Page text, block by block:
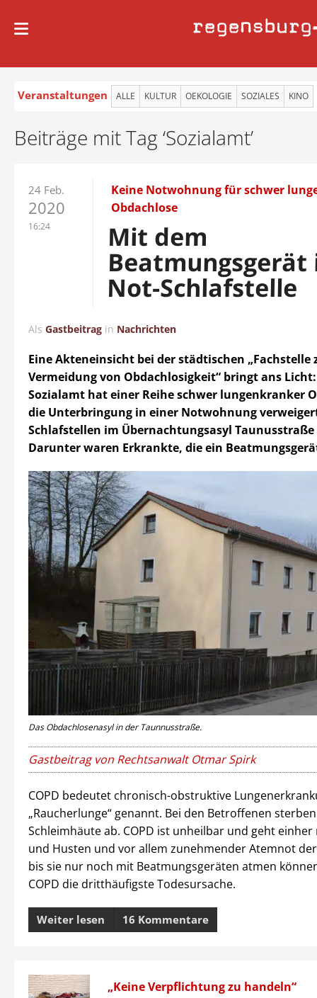
regensburg
Veranstaltungen ALLE KULTUR OEKOLOGIE SOZIALES KINO
Beiträge mit Tag ‘Sozialamt’
24 Feb.
2020
16:24
Keine Notwohnung für schwer
Obdachlose
Mit dem
Beatmungsgerät
Not-Schlafstelle
Als Gastbeitrag in Nachrichten
Eine Akteneinsicht bei der städtischen „Fachstelle
Vermeidung von Obdachlosigkeit“ bringt ans
Sozialamt hat einer Reihe schwer lungenkranker
die Unterbringung in einer Notwohnung
Schlafstellen im Übernachtungsasyl
Darunter waren Erkrankte, die ein
Das Obdachlosenasyl in der Taunnusstraße.
Gastbeitrag von Rechtsanwalt Otmar Spirk
COPD bedeutet chronisch-obstruktive
„Raucherlunge“ genannt. Bei den Betroffenen
Schleimhäute ab. COPD ist unheilbar und geht
und Husten und vor allem zunehmender Atemnot
bis sie nur noch mit Beatmungsgeräten atmen
COPD die dritthäufigste Todesursache.
Weiter lesen 16 Kommentare
„Keine Verpflichtung zu handeln“